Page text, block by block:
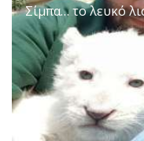
Σίμπα… το λευκό